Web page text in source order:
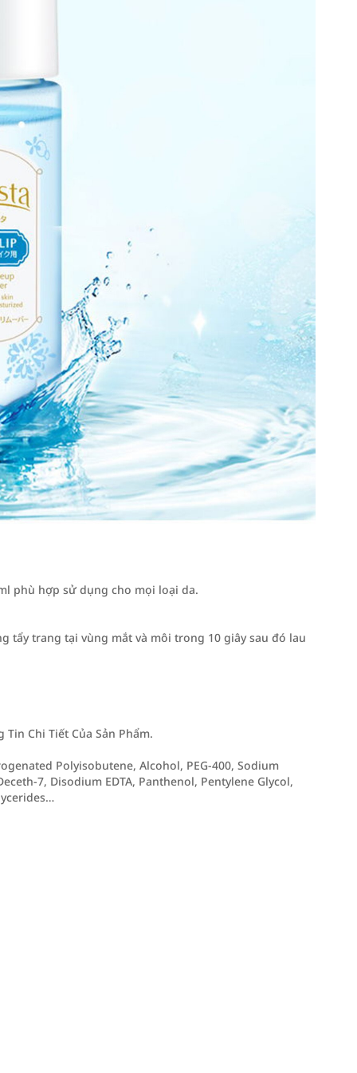
phù hợp sử dụng cho mọi loại da.
tẩy trang tại vùng mắt và môi trong 10 giây sau đó lau
Chi Tiết Của Sản Phẩm.
Polyisobutene, Alcohol, PEG-400, Sodium
7, Disodium EDTA, Panthenol, Pentylene Glycol,